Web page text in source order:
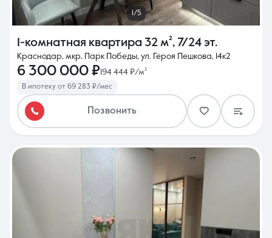
1/5
1-комнатная квартира 32 м², 7/24 эт.
Краснодар, мкр. Парк Победы, ул. Героя Пешкова, 14к2
6 300 000 ₽ 194 444 ₽/м²
В ипотеку от 69 283 ₽/мес
Позвонить